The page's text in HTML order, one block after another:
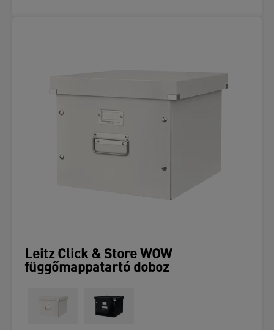
Leitz Click & Store WOW
függőmappatartó doboz